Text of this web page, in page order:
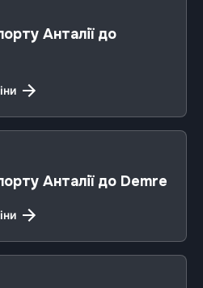
Анталії до
Анталії до Demre